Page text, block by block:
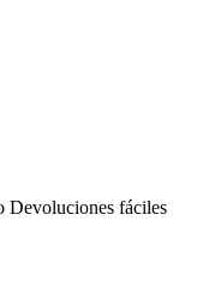
Devoluciones fáciles